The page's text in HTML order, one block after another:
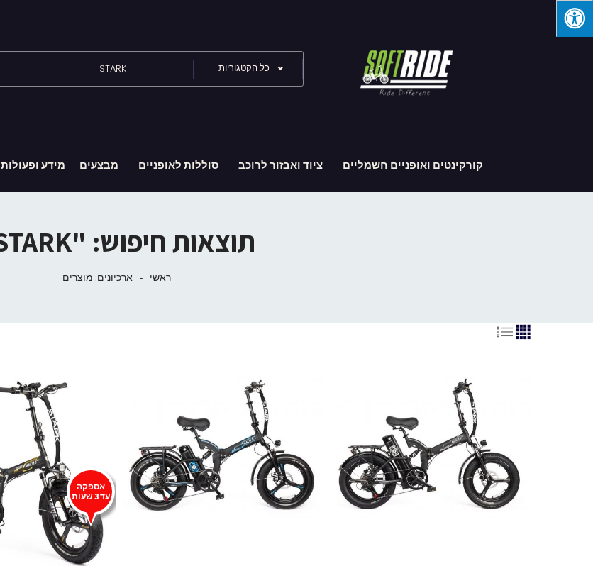
כל הקטגוריות
קורקינטים ואופניים חשמליים ציוד ואבזור לרוכב סוללות לאופניים מבצעים מידע ופעולות
תוצאות חיפוש: "STARK"
ראשי - ארכיונים: מוצרים
אספקה
עד 3 שעות